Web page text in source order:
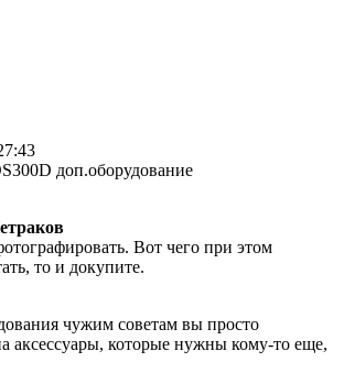
доп.оборудование
Вот чего при этом
то и докупите.
чужим советам вы просто
аксессуары, которые нужны кому-то еще,